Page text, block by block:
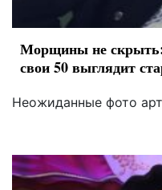
Морщины не
свои 50 выглядит
Неожиданные фото